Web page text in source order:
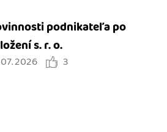
podnikateľa po
s. r. o.
07. 2026 3